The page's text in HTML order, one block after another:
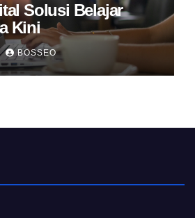
Solusi Belajar
Kini
BOSSEO